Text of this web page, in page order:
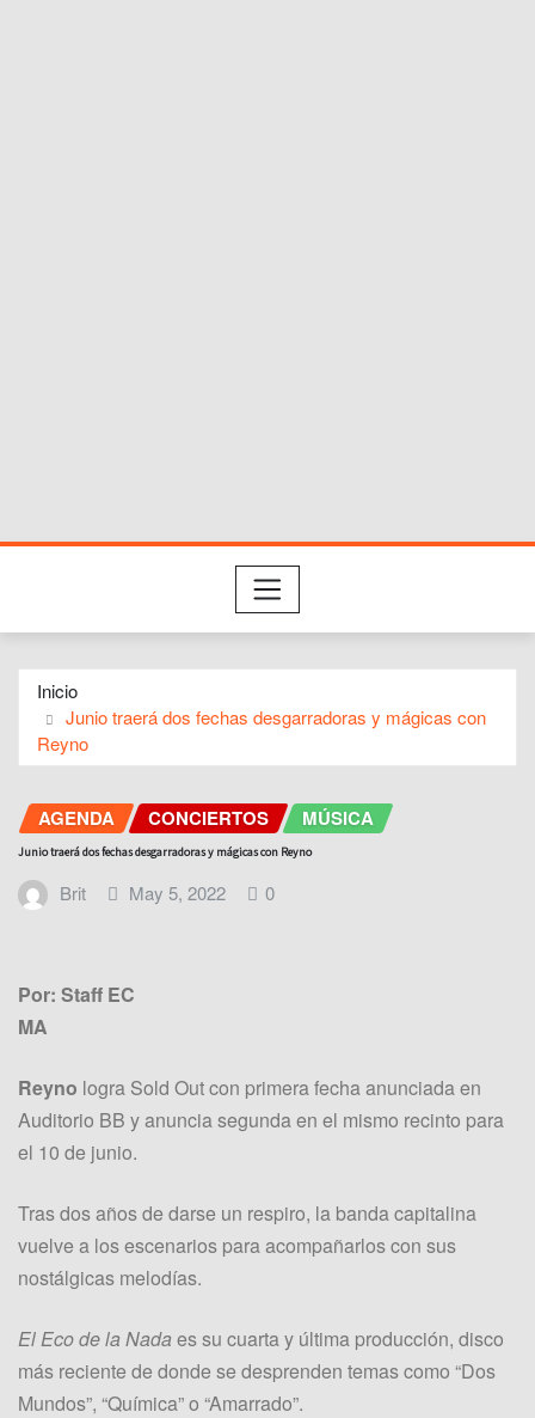
Inicio
Junio traerá dos fechas desgarradoras y mágicas con
Reyno
AGENDA CONCIERTOS MÚSICA
Junio traerá dos fechas desgarradoras y mágicas con Reyno
Brit May 5, 2022 0
Por: Staff EC
MA
Reyno logra Sold Out con primera fecha anunciada en
Auditorio BB y anuncia segunda en el mismo recinto para
el 10 de junio.
Tras dos años de darse un respiro, la banda capitalina
vuelve a los escenarios para acompañarlos con sus
nostálgicas melodías.
El Eco de la Nada es su cuarta y última producción, disco
más reciente de donde se desprenden temas como “Dos
Mundos”, “Química” o “Amarrado”.